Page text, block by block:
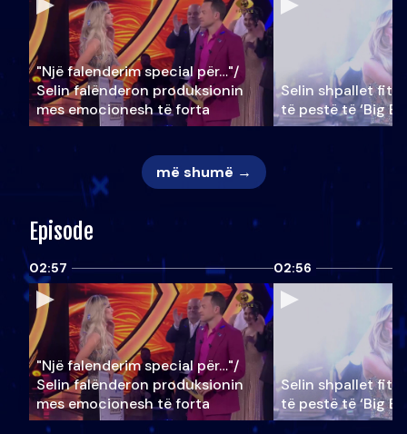
"Një falenderim special për…"/
Selin falënderon produksionin
mes emocionesh të forta
Selin shpallet
të pestë të ‘Big
më shumë →
Episode
02:57
"Një falenderim special për…"/
Selin falënderon produksionin
mes emocionesh të forta
02:56
Selin shpallet
të pestë të ‘Big